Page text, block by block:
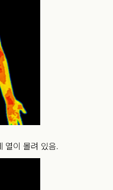
열이 몰려 있음.